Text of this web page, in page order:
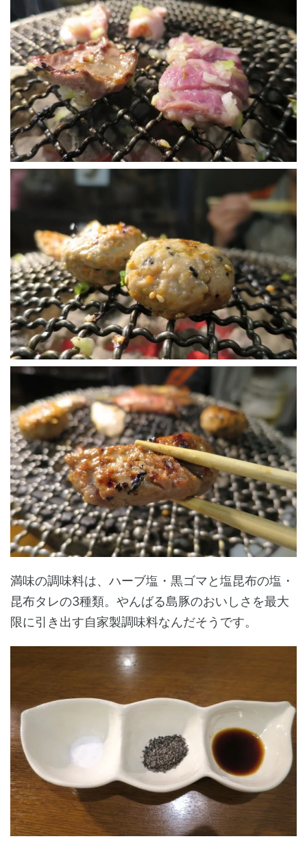
満味の調味料は、ハーブ塩・黒ゴマと塩昆布の塩・
昆布タレの3種類。やんばる島豚のおいしさを最大
限に引き出す自家製調味料なんだそうです。